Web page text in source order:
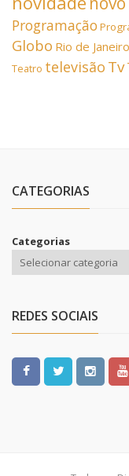
Programação
Globo Rio de Janeiro
Teatro televisão Tv
CATEGORIAS
Categorias
REDES SOCIAIS